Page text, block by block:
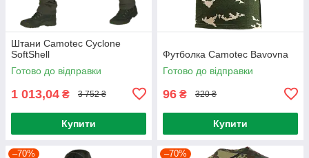
Штани Camotec Cyclone
SoftShell
Готово до відправки
1 013,04 ₴ 3 752 ₴
Купити
Футболка Camotec Bavovna
Готово до відправки
96 ₴ 320 ₴
Купити
–70% –70%